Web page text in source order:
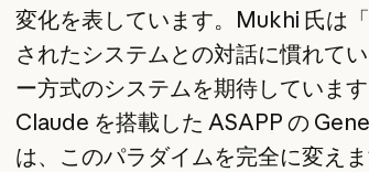
変化を表しています。Mukhi 氏は
されたシステムとの対話に慣れて
ー方式のシステムを期待していま
Claude を搭載した ASAPP の
は、このパラダイムを完全に変えま